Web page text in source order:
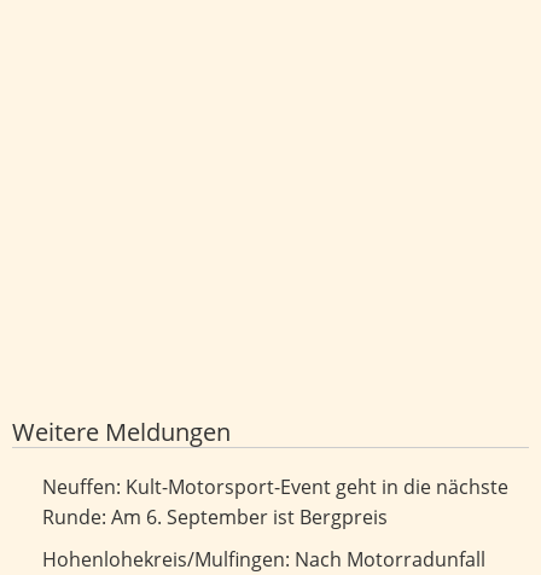
Weitere Meldungen
Kult-Motorsport-Event geht in die nächste Runde: Am 6.
September ist Bergpreis
Neuffen: Kult-Motorsport-Event geht in die nächste
Runde: Am 6. September ist Bergpreis
Nach Motorradunfall führt Suche zuerst ins Leere
Hohenlohekreis/Mulfingen: Nach Motorradunfall